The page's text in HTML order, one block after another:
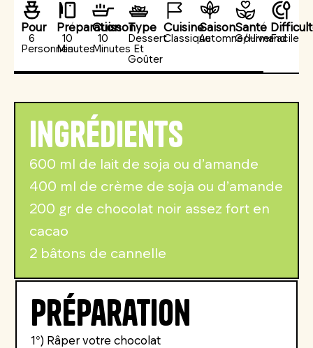
Pour
6
Personnes
Préparation
10
Minutes
Cuisson
10
Minutes
Type
Dessert
Et
Goûter
Cuisine
Classique
Saison
Automne/Hiver
Santé
Gourmand
Facile
Ingrédients
600 ml de lait de soja ou d’amande
400 ml de crème de soja ou d’amande
200 gr de chocolat noir assez fort en
cacao
2 bâtons de cannelle
Préparation
1°) Râper votre chocolat